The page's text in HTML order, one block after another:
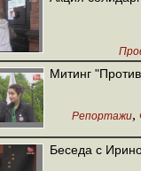
Митинг
Репортажи,
Беседа с